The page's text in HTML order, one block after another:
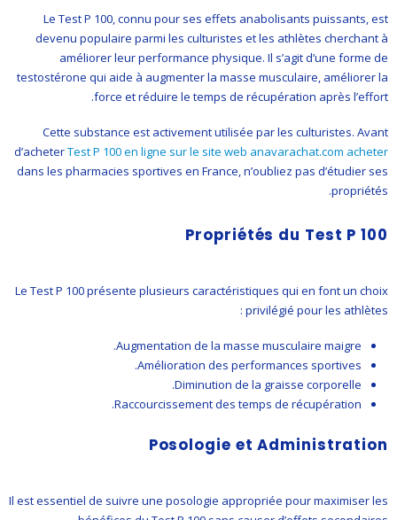
Le Test P 100, connu pour ses effets anabolisants puissants, est
devenu populaire parmi les culturistes et les athlètes cherchant à
améliorer leur performance physique. Il s’agit d’une forme de
testostérone qui aide à augmenter la masse musculaire, améliorer la
force et réduire le temps de récupération après l’effort.
Cette substance est activement utilisée par les culturistes. Avant
d’acheterTest P 100 en ligne sur le site web anavarachat.com acheter
dans les pharmacies sportives en France, n’oubliez pas d’étudier ses
propriétés.
Propriétés du Test P 100
Le Test P 100 présente plusieurs caractéristiques qui en font un choix
privilégié pour les athlètes :
Augmentation de la masse musculaire maigre.
Amélioration des performances sportives.
Diminution de la graisse corporelle.
Raccourcissement des temps de récupération.
Posologie et Administration
Il est essentiel de suivre une posologie appropriée pour maximiser les